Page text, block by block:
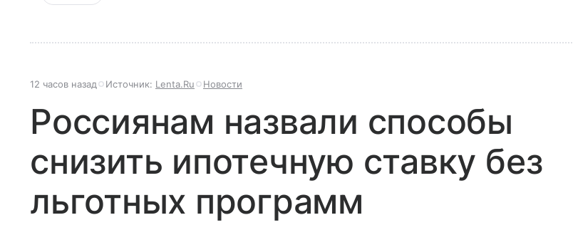
12 часов назад Источник: Lenta.Ru Новости
Россиянам назвали способы
снизить ипотечную ставку без
льготных программ